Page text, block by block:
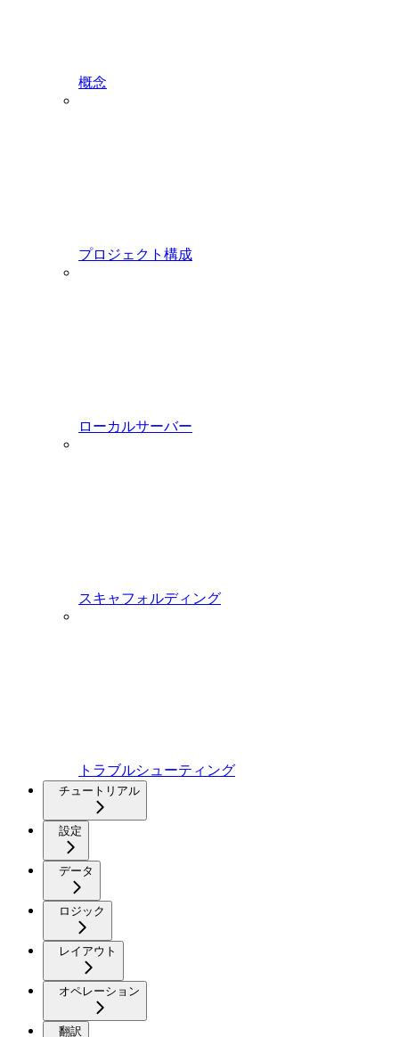
概念
プロジェクト構成
ローカルサーバー
スキャフォルディング
トラブルシューティング
チュートリアル
設定
データ
ロジック
レイアウト
オペレーション
翻訳